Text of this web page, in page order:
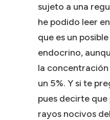
sujeto a una
he podido leer
que es un
endocrino,
la
un 5%. Y si te
pues decirte
rayos nocivos